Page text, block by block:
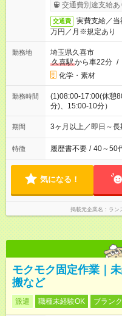
交通費別途支給あ
交通費
実費支給／
万円／月※規定あり
勤務地
埼玉県久喜市
久喜駅から車22分 /
化学・素材
勤務時間
(1)08:00-17:00(休憩
分)、15:00-10分）
期間 3ヶ月以上／即日～長
特徴 履歴書不要 / 40～50
気になる！
掲載元企業名 ラン
モクモク固定作業｜
搬など
派遣 職種未経験OK ブラン